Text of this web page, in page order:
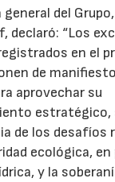
del
declaró: “Los
en el
de
aprovechar su
estratégico,
de los desafíos
ecológica,
y la